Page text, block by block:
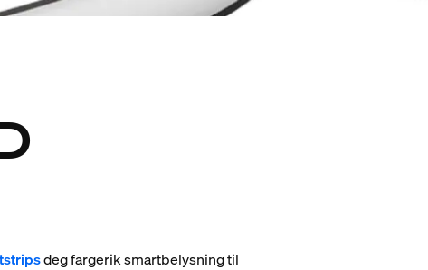
deg fargerik smartbelysning til